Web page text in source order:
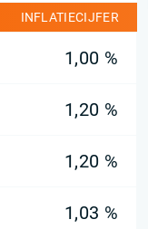
INFLATIECIJFER
1,00 %
1,20 %
1,20 %
1,03 %